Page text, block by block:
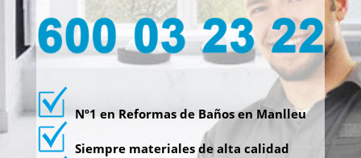
Nº1 en Reformas de Baños en Manlleu
Siempre materiales de alta calidad